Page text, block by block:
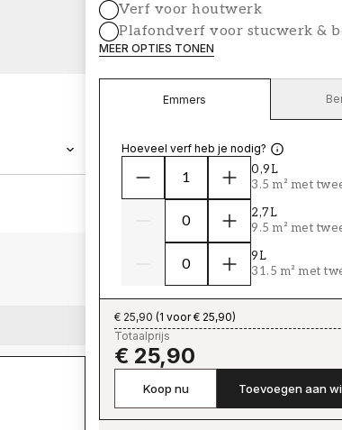
Verf voor houtwerk
Plafondverf voor stucwerk &
MEER OPTIES TONEN
Emmers
Hoeveel verf heb je nodig?
0,9L
3.5 m² met
2,7L
9.5 m² met
9L
31.5 m² met
€ 25,90 (1 voor € 25,90)
Totaalprijs
€ 25,90
Koop nu Toevoegen aan